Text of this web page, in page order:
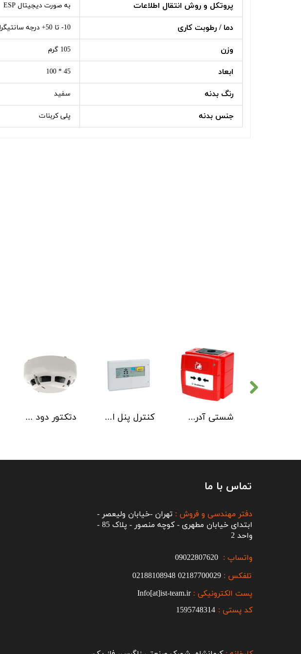
پروتکل و روش انتقال اطلاعات به صورت دیجیتال ESP
دما / رطوبت کاری 10- تا 50+ درجه سانتیگراد
وزن 105 گرم
ابعاد 45 * 100
رنگ بدنه سفید
جنس بدنه پلی کربنات
دتکتور دود آدرس پذیر هوچیکی Hochiki مدل ALN-EN SCI کنترل پنل اطفاء حریق C-TEC EP203 شستی آدرس پذیر ضد آب هوچیکی Hochiki مدل HCP-W SCI
تماس با ما
تلفکس : 02187700029
02188108948
پست الکترونیکی :Info[at]ist-team.ir
واتساپ :
دفتر مهندسی و فروش : تهران -خیابان ولیعصر -
ابتدای خیابان مطهری - کوچه منصور - پلاک 85 -
واحد 2
کد پستی : 1595748314